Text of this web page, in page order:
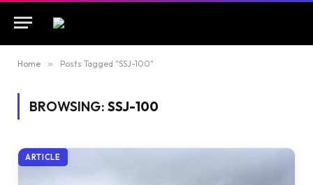
Home » Posts Tagged "SSJ-100"
BROWSING: SSJ-100
ARTICLE